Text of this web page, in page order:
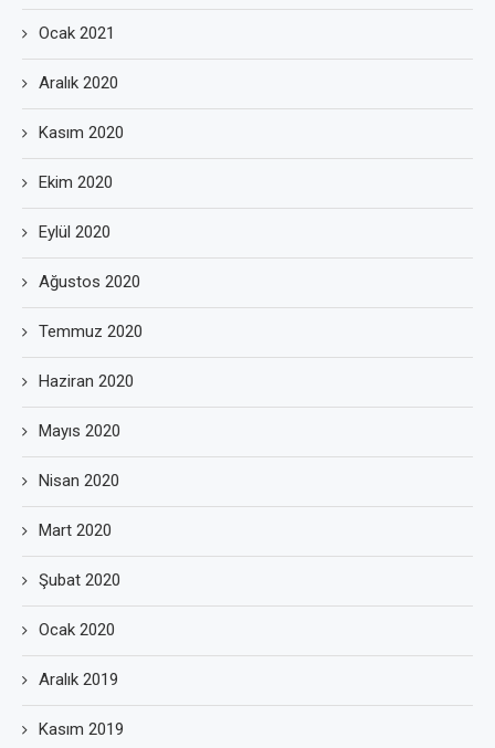
Ocak 2021
Aralık 2020
Kasım 2020
Ekim 2020
Eylül 2020
Ağustos 2020
Temmuz 2020
Haziran 2020
Mayıs 2020
Nisan 2020
Mart 2020
Şubat 2020
Ocak 2020
Aralık 2019
Kasım 2019